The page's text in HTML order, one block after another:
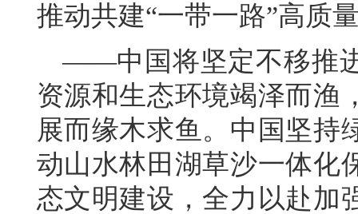
推动共建“一带一路”高质
——中国将坚定不移推
资源和生态环境竭泽而渔
展而缘木求鱼。中国坚持
动山水林田湖草沙一体化
态文明建设，全力以赴加